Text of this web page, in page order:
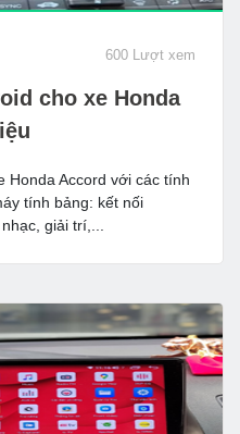
600 Lượt xem
cho xe Honda
Honda Accord với các tính
tính bảng: kết nối
giải trí,...